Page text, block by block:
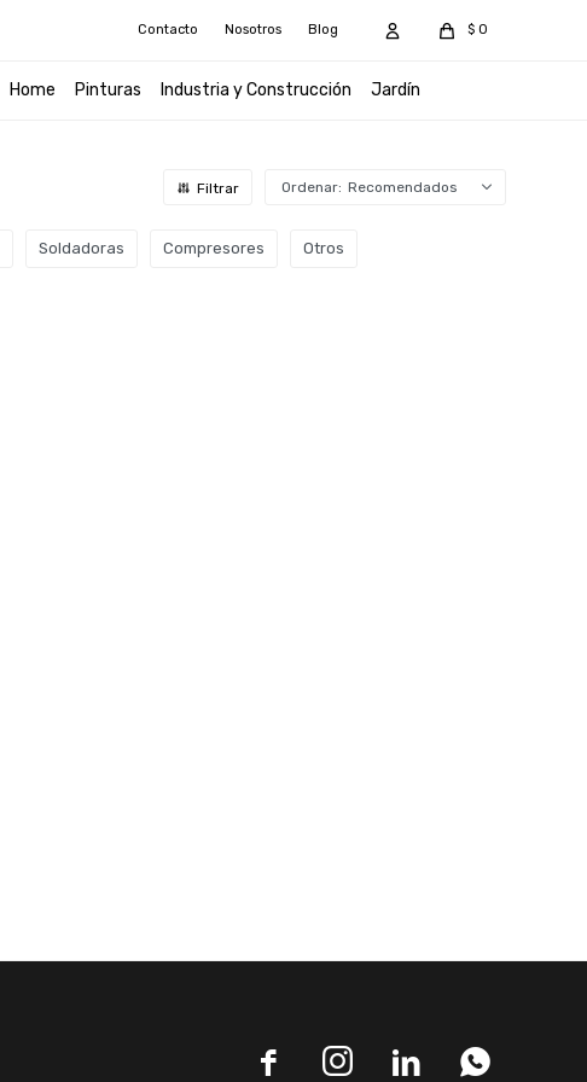
Home Pinturas Industria y Construcción Jardín
$ 0
Contacto Nosotros Blog
Recomendados
Soldadoras Compresores Otros
   